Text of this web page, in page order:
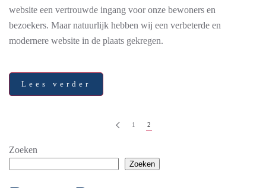
website een vertrouwde ingang voor onze bewoners en
bezoekers. Maar natuurlijk hebben wij een verbeterde en
modernere website in de plaats gekregen.
Lees verder
1 2
Zoeken
Zoeken